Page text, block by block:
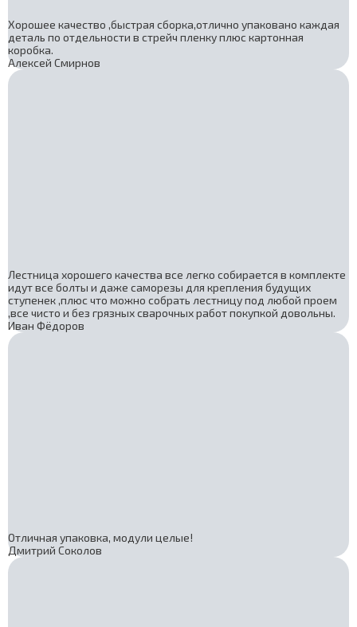
Хорошее качество ,быстрая сборка,отлично упаковано каждая
деталь по отдельности в стрейч пленку плюс картонная
коробка.
Алексей Смирнов
Лестница хорошего качества все легко собирается в комплекте
идут все болты и даже саморезы для крепления будущих
ступенек ,плюс что можно собрать лестницу под любой проем
,все чисто и без грязных сварочных работ покупкой довольны.
Иван Фёдоров
Отличная упаковка, модули целые!
Дмитрий Соколов